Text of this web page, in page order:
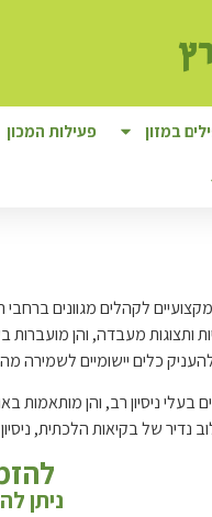
במזון פעילות המכון
מקצועיים לקהלים מגוונים
מעבדה, והן
כלים יישומיים לשמירה
בעלי ניסיון רב, והן
נדיר של בקיאות הלכתית,
ניתן